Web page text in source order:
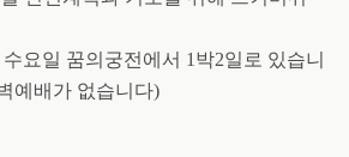
요일 꿈의궁전에서 1박2일로 있습니
예배가 없습니다)